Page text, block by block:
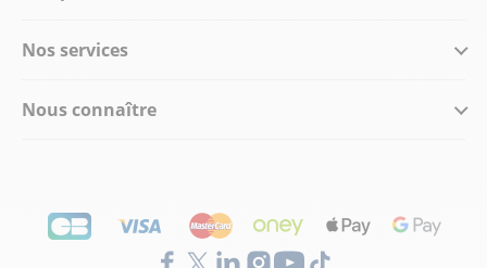
Nos services
Nous connaître